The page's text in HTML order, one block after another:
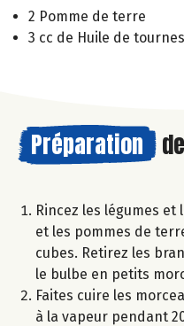
2 Pomme de terre
3 cc de Huile de
Préparation
Rincez les légumes et
et les pommes de
cubes. Retirez les
le bulbe en petits
Faites cuire les
à la vapeur pendant